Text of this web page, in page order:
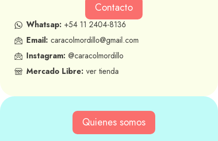
Quienes somos
Contacto
Whatsap: +54 11 2404-8136
Email: caracolmordillo@gmail.com
Instagram: @caracolmordillo
Mercado Libre: ver tienda